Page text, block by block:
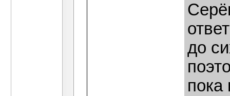
до
пока